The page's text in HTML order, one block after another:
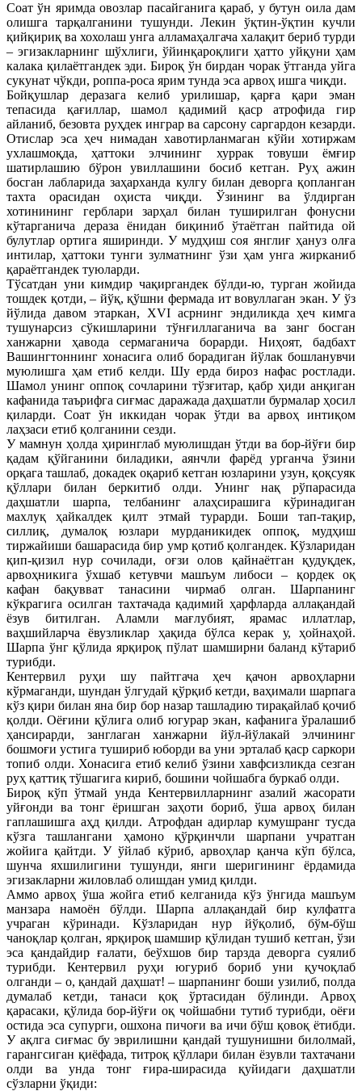
Соат ўн яримда овозлар пасайганига қараб, у бутун оила дам
олишга тарқалганини тушунди. Лекин ўқтин-ўқтин кучли
қийқириқ ва хохолаш унга алламаҳалгача халақит бериб турди
– эгизакларнинг шўхлиги, ўйинқароқлиги ҳатто уйқуни ҳам
калака қилаётгандек эди. Бироқ ўн бирдан чорак ўтганда уйга
сукунат чўкди, роппа-роса ярим тунда эса арвоҳ ишга чиқди.
Бойқушлар деразага келиб урилишар, қарға қари эман
тепасида қағиллар, шамол қадимий қаср атрофида гир
айланиб, безовта руҳдек инграр ва сарсону саргардон кезарди.
Отислар эса ҳеч нимадан хавотирланмаган кўйи хотиржам
ухлашмоқда, ҳаттоки элчининг хуррак товуши ёмғир
шатирлашию бўрон увиллашини босиб кетган. Руҳ ажин
босган лабларида заҳарханда кулгу билан деворга қопланган
тахта орасидан оҳиста чиқди. Ўзининг ва ўлдирган
хотинининг герблари зарҳал билан туширилган фонусни
кўтарганича дераза ёнидан биқиниб ўтаётган пайтида ой
булутлар ортига яширинди. У мудҳиш соя янглиғ ҳануз олға
интилар, ҳаттоки тунги зулматнинг ўзи ҳам унга жирканиб
қараётгандек туюларди.
Тўсатдан уни кимдир чақиргандек бўлди-ю, турган жойида
тошдек қотди, – йўқ, қўшни фермада ит вовуллаган экан. У ўз
йўлида давом этаркан, XVI асрнинг эндиликда ҳеч кимга
тушунарсиз сўкишларини тўнғиллаганича ва занг босган
ханжарни ҳавода сермаганича борарди. Ниҳоят, бадбахт
Вашингтоннинг хонасига олиб борадиган йўлак бошланувчи
муюлишга ҳам етиб келди. Шу ерда бироз нафас ростлади.
Шамол унинг оппоқ сочларини тўзғитар, қабр ҳиди анқиган
кафанида таърифга сиғмас даражада даҳшатли бурмалар ҳосил
қиларди. Соат ўн иккидан чорак ўтди ва арвоҳ интиқом
лаҳзаси етиб қолганини сезди.
У мамнун ҳолда ҳиринглаб муюлишдан ўтди ва бор-йўғи бир
қадам қўйганини биладики, аянчли фарёд урганча ўзини
орқага ташлаб, докадек оқариб кетган юзларини узун, қоқсуяк
қўллари билан беркитиб олди. Унинг нақ рўпарасида
даҳшатли шарпа, телбанинг алаҳсирашига кўринадиган
махлуқ ҳайкалдек қилт этмай турарди. Боши тап-тақир,
силлиқ, думалоқ юзлари мурданикидек оппоқ, мудҳиш
тиржайиши башарасида бир умр қотиб қолгандек. Кўзларидан
қип-қизил нур сочилади, оғзи олов қайнаётган қудуқдек,
арвоҳникига ўхшаб кетувчи машъум либоси – қордек оқ
кафан бақувват танасини чирмаб олган. Шарпанинг
кўкрагига осилган тахтачада қадимий ҳарфларда аллақандай
ёзув битилган. Аламли мағлубият, ярамас иллатлар,
ваҳшийларча ёвузликлар ҳақида бўлса керак у, ҳойнаҳой.
Шарпа ўнг қўлида ярқироқ пўлат шамширни баланд кўтариб
турибди.
Кентервил руҳи шу пайтгача ҳеч қачон арвоҳларни
кўрмаганди, шундан ўлгудай қўрқиб кетди, ваҳимали шарпага
кўз қири билан яна бир бор назар ташладию тирақайлаб қочиб
қолди. Оёғини қўлига олиб югурар экан, кафанига ўралашиб
ҳансирарди, занглаган ханжарни йўл-йўлакай элчининг
бошмоғи устига тушириб юборди ва уни эрталаб қаср саркори
топиб олди. Хонасига етиб келиб ўзини хавфсизликда сезган
руҳ қаттиқ тўшагига кириб, бошини чойшабга буркаб олди.
Бироқ кўп ўтмай унда Кентервилларнинг азалий жасорати
уйғонди ва тонг ёришган заҳоти бориб, ўша арвоҳ билан
гаплашишга аҳд қилди. Атрофдан адирлар кумушранг тусда
кўзга ташлангани ҳамоно қўрқинчли шарпани учратган
жойига қайтди. У ўйлаб кўриб, арвоҳлар қанча кўп бўлса,
шунча яхшилигини тушунди, янги шеригининг ёрдамида
эгизакларни жиловлаб олишдан умид қилди.
Аммо арвоҳ ўша жойга етиб келганида кўз ўнгида машъум
манзара намоён бўлди. Шарпа аллақандай бир кулфатга
учраган кўринади. Кўзларидан нур йўқолиб, бўм-бўш
чаноқлар қолган, ярқироқ шамшир қўлидан тушиб кетган, ўзи
эса қандайдир ғалати, беўхшов бир тарзда деворга суялиб
турибди. Кентервил руҳи югуриб бориб уни қучоқлаб
олганди – о, қандай даҳшат! – шарпанинг боши узилиб, полда
думалаб кетди, танаси қоқ ўртасидан бўлинди. Арвоҳ
қарасаки, қўлида бор-йўғи оқ чойшабни тутиб турибди, оёғи
остида эса супурги, ошхона пичоғи ва ичи бўш қовоқ ётибди.
У ақлга сиғмас бу эврилишни қандай тушунишни билолмай,
гарангсиган қиёфада, титроқ қўллари билан ёзувли тахтачани
олди ва унда тонг ғира-ширасида қуйидаги даҳшатли
сўзларни ўқиди: